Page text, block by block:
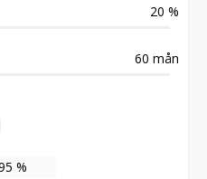
20 %
60 mån
%